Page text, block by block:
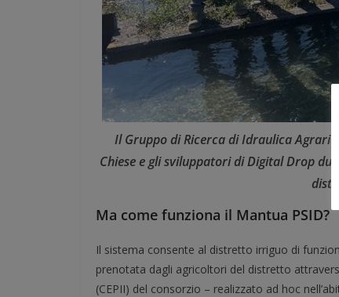
Il Gruppo di Ricerca di Idraulica
Chiese e gli sviluppatori di Digital Drop
Ma come funziona il Mantua PSID?
Il sistema consente al distretto irriguo di
prenotata dagli agricoltori del distretto
(CEPII) del consorzio – realizzato ad hoc